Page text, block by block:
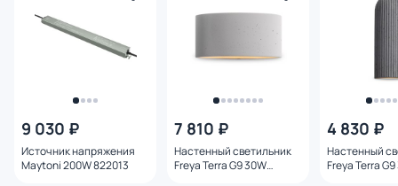
9 030 ₽
Источник напряжения
Maytoni 200W 822013
7 810 ₽
Настенный светильник
Freya Terra G9 30W
4 830 ₽
Настенный
Freya Terra